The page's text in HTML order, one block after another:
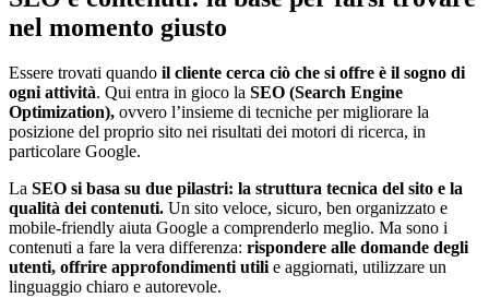
nel momento giusto
Essere trovati quando il cliente cerca ciò che si offre è il sogno di
ogni attività. Qui entra in gioco la SEO (Search Engine
Optimization), ovvero l’insieme di tecniche per migliorare la
posizione del proprio sito nei risultati dei motori di ricerca, in
particolare Google.
La SEO si basa su due pilastri: la struttura tecnica del sito e la
qualità dei contenuti. Un sito veloce, sicuro, ben organizzato e
mobile-friendly aiuta Google a comprenderlo meglio. Ma sono i
contenuti a fare la vera differenza: rispondere alle domande degli
utenti, offrire approfondimenti utilie aggiornati, utilizzare un
linguaggio chiaro e autorevole.